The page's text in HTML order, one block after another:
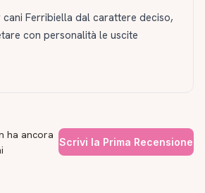
Ferribiella dal carattere deciso,
con personalità le uscite
ha ancora
Scrivi la Prima Recensione